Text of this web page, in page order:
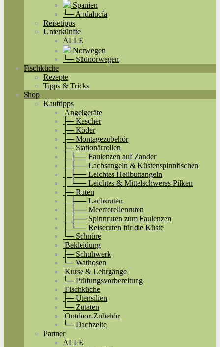
Spanien
└─ Andalucía
Reisetipps
Unterkünfte
ALLE
Norwegen
└─ Südnorwegen
Fischküche
Rezepte
Tipps & Tricks
Shop
Kauftipps
Angelgeräte
├─ Kescher
├─ Köder
├─ Montagezubehör
├─ Stationärrollen
│ ├── Faulenzen auf Zander
│ ├── Lachsangeln & Küstenspinnfischen
│ ├── Leichtes Heilbuttangeln
│ └── Leichtes & Mittelschweres Pilken
├─ Ruten
│ ├── Lachsruten
│ ├── Meerforellenruten
│ ├── Spinnruten zum Faulenzen
│ └── Reiseruten für die Küste
└─ Schnüre
Bekleidung
├─ Schuhwerk
└─ Wathosen
Kurse & Lehrgänge
└─ Prüfungsvorbereitung
Fischküche
├─ Utensilien
└─ Zutaten
Outdoor-Zubehör
└─ Dachzelte
Partner
ALLE